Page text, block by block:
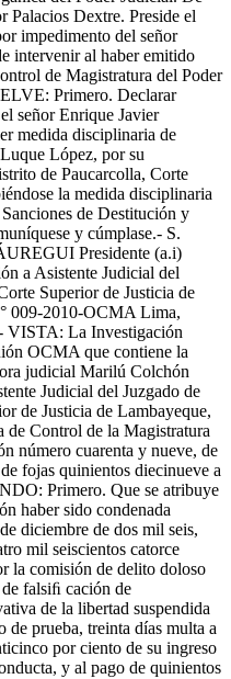
Palacios Dextre. Preside el
impedimento del señor
intervenir al haber emitido
de Magistratura del Poder
Primero. Declarar
señor Enrique Javier
medida disciplinaria de
López, por su
de Paucarcolla, Corte
la medida disciplinaria
de Destitución y
y cúmplase.- S.
Presidente (a.i)
a Asistente Judicial del
Superior de Justicia de
009-2010-OCMA Lima,
VISTA: La Investigación
OCMA que contiene la
judicial Marilú Colchón
Judicial del Juzgado de
de Justicia de Lambayeque,
de Control de la Magistratura
número cuarenta y nueve, de
fojas quinientos diecinueve a
Primero. Que se atribuye
haber sido condenada
diciembre de dos mil seis,
mil seiscientos catorce
la comisión de delito doloso
falsiﬁ cación de
de la libertad suspendida
de prueba, treinta días multa a
por ciento de su ingreso
y al pago de quinientos